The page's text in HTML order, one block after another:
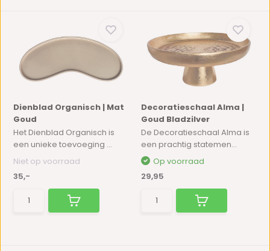
Dienblad Organisch | Mat
Goud
Het Dienblad Organisch is
een unieke toevoeging ...
Niet op voorraad
35,-
Decoratieschaal Alma |
Goud Bladzilver
De Decoratieschaal Alma is
een prachtig statemen...
Op voorraad
29,95